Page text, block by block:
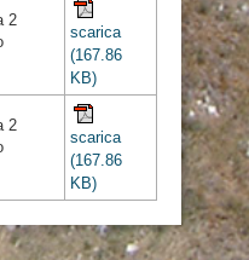
2
scarica
(167.86
KB)
2
scarica
(167.86
KB)